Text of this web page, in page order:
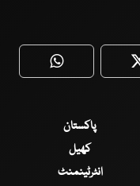
WhatsApp
پاکستان
کھیل
انٹرٹینمنٹ